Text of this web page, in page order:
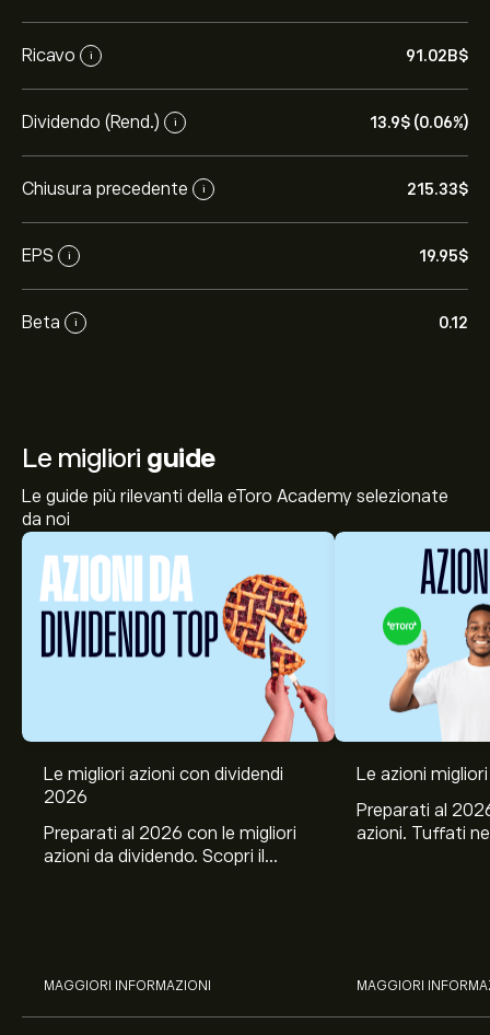
Ricavo i 91.02B‎$‎
Dividendo (Rend.) i 13.9‎$‎ (0.06%)
Chiusura precedente i 215.33‎$‎
EPS i 19.95‎$‎
Beta i 0.12
Le migliori guide
Le guide più rilevanti della eToro Academy selezionate
da noi
Le migliori azioni con dividendi
2026
Preparati al 2026 con le migliori
azioni da dividendo. Scopri il
MAGGIORI INFORMAZIONI
Le azioni
Preparati al
azioni. Tuffati
MAGGIORI